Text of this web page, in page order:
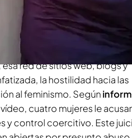
el juicio contra Andrew Tate,
derecha. Tate es uno
esa red de sitios web, blogs y
la hostilidad hacia las
al feminismo. Según
cuatro mujeres le
y control coercitivo. Este